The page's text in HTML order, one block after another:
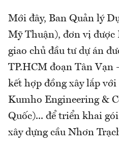
Mới đây, Ban Quản lý
Mỹ Thuận), đơn vị được
giao chủ đầu tư dự án
TP.HCM đoạn Tân Vạn
kết hợp đồng xây lắp
Kumho Engineering &
Quốc)... để triển khai
xây dựng cầu Nhơn